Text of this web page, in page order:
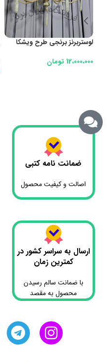
لوستربرنز برنجی طرح ویشکا
12،000،000 تومان
ضمانت نامه کتبی
اصالت و کیفیت محصول
ارسال به سراسر کشور در
کمترین زمان
با ضمانت سالم رسیدن
محصول به مقصد